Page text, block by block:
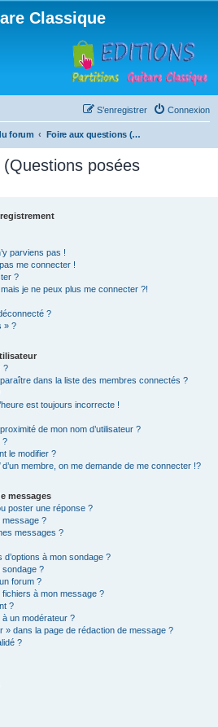
Classique
Connexion
S’enregistrer
forum Foire aux questions (Questions posées fréquemment)
posées
parviens pas !
me connecter !
?
je ne peux plus me connecter ?!
?
» ?
?
dans la liste des membres connectés ?
est toujours incorrecte !
de mon nom d’utilisateur ?
?
le modifier ?
d’un membre, on me demande de me connecter !?
messages
poster une réponse ?
message ?
messages ?
à mon sondage ?
sondage ?
forum ?
à mon message ?
?
un modérateur ?
» dans la page de rédaction de message ?
?